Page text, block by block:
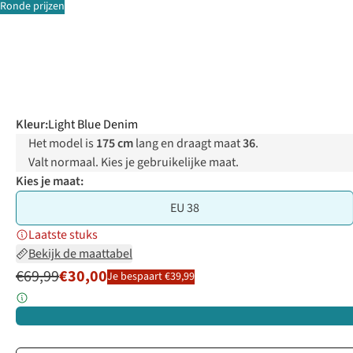
Ronde prijzen
Kleur:Light Blue Denim
Het model is 175 cmlang en draagt maat36.
Valt normaal. Kies je gebruikelijke maat.
Kies je maat:
EU 38
Laatste stuks
Bekijk de maattabel
€69,99€30,00Je bespaart €39,99